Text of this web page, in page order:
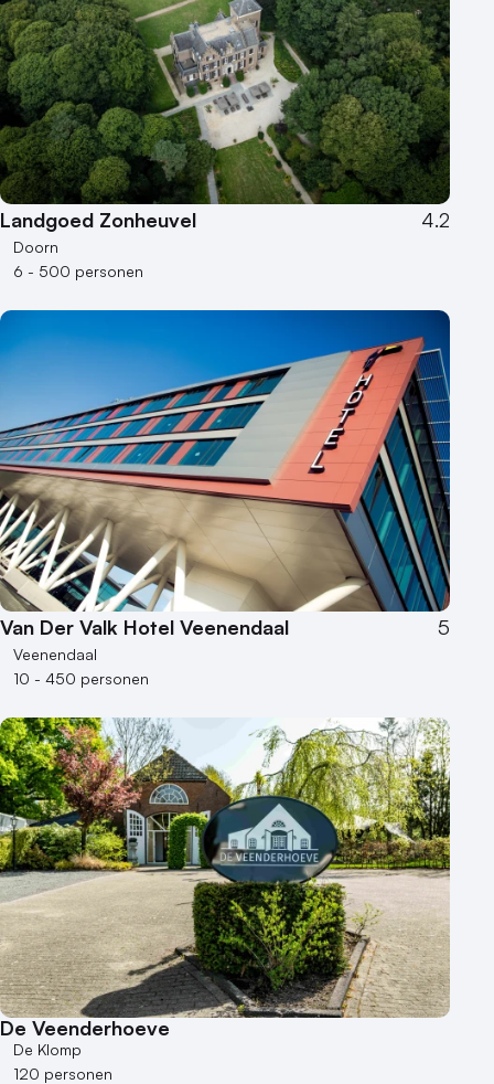
50 - 100 personen
100 - 250 personen
250 - 500 personen
500+ personen
Bijzondere locaties
Buitenlocatie
Duurzame locatie
Groene locatie
Heisessie
Hotel
Hybride events
Kasteel en landgoed
Kleine / intieme locatie
Locaties aan zee
Museum
Theater
Varende locatie
Landgoed Zonheuvel 4.2
Doorn
6 - 500 personen
Van Der Valk Hotel Veenendaal 5
Veenendaal
10 - 450 personen
De Veenderhoeve
De Klomp
120 personen